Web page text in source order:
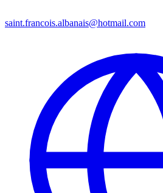
saint.francois.albanais@hotmail.com